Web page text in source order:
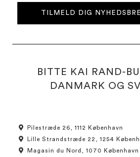
TILMELD DIG
BITTE KAI RAND-
DANMARK OG
Pilestræde 26, 1112 København
Lille Strandstræde 22, 1254
Magasin du Nord, 1070 København